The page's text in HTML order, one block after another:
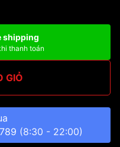
shipping
thanh toán
GIỎ
(8:30 - 22:00)